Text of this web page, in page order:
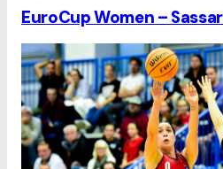
EuroCup Women –